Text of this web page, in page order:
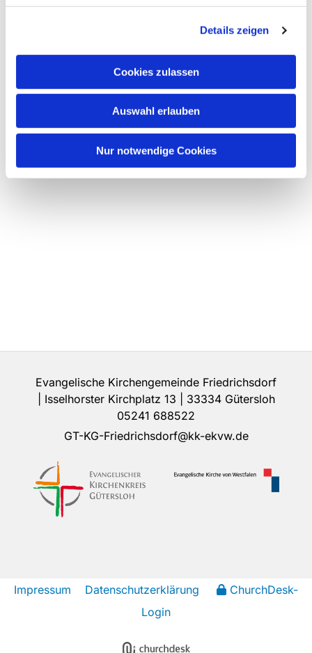
Details zeigen
Cookies zulassen
Auswahl erlauben
Nur notwendige Cookies
Evangelische Kirchengemeinde Friedrichsdorf
| Isselhorster Kirchplatz 13 | 33334 Gütersloh
05241 688522
GT-KG-Friedrichsdorf@kk-ekvw.de
Impressum Datenschutzerklärung
ChurchDesk-
Login